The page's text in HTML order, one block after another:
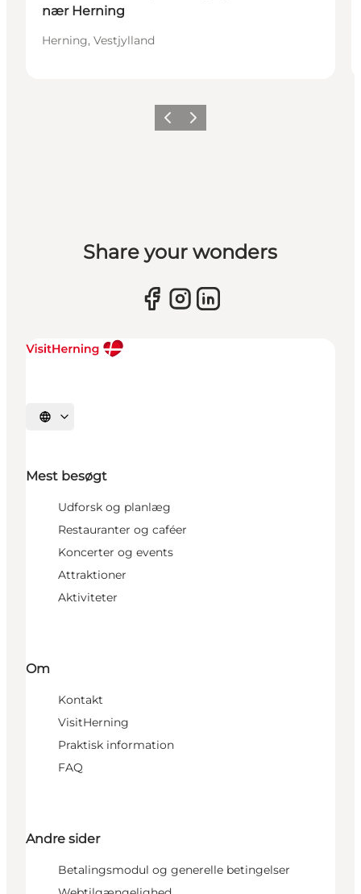
nær Herning
Herning, Vestjylland
Forrige billede
Næste billede
Share your wonders
Vælg sprog
Mest besøgt
Udforsk og planlæg
Restauranter og caféer
Koncerter og events
Attraktioner
Aktiviteter
Om
Kontakt
VisitHerning
Praktisk information
FAQ
Andre sider
Betalingsmodul og generelle betingelser